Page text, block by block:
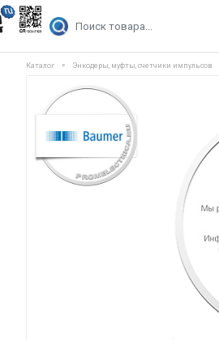
Каталог Энкодеры, муфты, счетчики импульсов